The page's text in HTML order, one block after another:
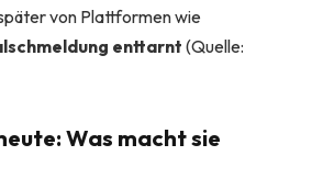
von Plattformen wie
enttarnt (Quelle:
Was macht sie